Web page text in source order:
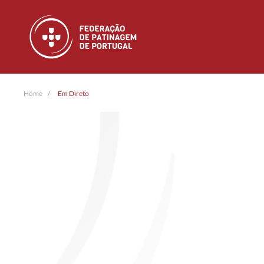
Skip to main content
Home Em Direto